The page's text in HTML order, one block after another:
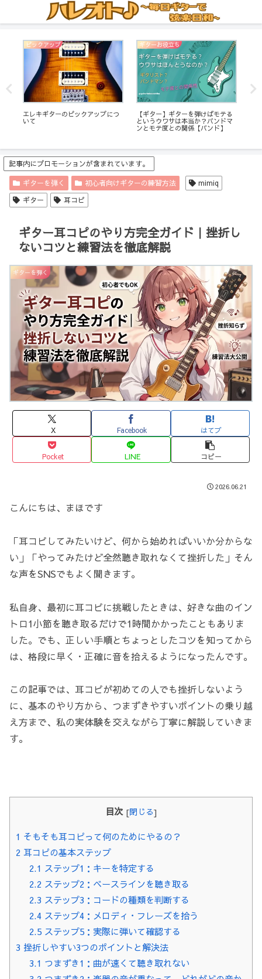
ピックアップ
エレキギターのピックアップにつ
いて
ギターお役立ち
【ギター】ギターを弾けばモテる
というウワサは本当か？バンドマ
ンとモテ度との関係【バンド】
記事内にプロモーションが含まれています。
ギターを弾く 初心者向けギターの練習方法
mimiq
ギター
耳コピ
ギター耳コピのやり方完全ガイド｜挫折し
ないコツと練習法を徹底解説
ギターを弾く
X Facebook はてブ
Pocket LINE コピー
2026.06.21
こんにちは、まほです
「耳コピしてみたいけど、何から始めればいいか分からな
い」「やってみたけど全然聴き取れなくて挫折した」そん
な声をSNSでもよく聞きます。
私自身、最初に耳コピに挑戦したときは、好きな曲のイン
トロ1小節を聴き取るだけで1時間かかったこともありま
した。でも、正しい手順とちょっとしたコツを知ってから
は、格段に早く・正確に音を拾えるようになったんです。
この記事では、耳コピが初めての人でも挫折しないよう
に、基本のやり方から、つまずきやすいポイントの乗り越
え方まで、私の実体験を交えながら丁寧に解説していきま
す。
目次 [閉じる]
1 そもそも耳コピって何のためにやるの？
2 耳コピの基本ステップ
2.1 ステップ1：キーを特定する
2.2 ステップ2：ベースラインを聴き取る
2.3 ステップ3：コードの種類を判断する
2.4ステップ4：メロディ・フレーズを拾う
2.5ステップ5：実際に弾いて確認する
3 挫折しやすい3つのポイントと解決法
3.1 つまずき1：曲が速くて聴き取れない